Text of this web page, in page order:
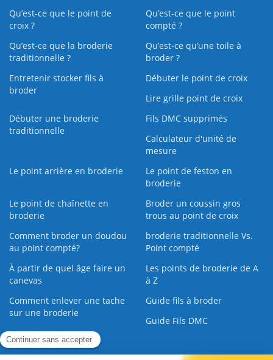
Qu’est-ce que le point de
croix ?
Qu’est-ce que le point
compté ?
Qu’est-ce que la broderie
traditionnelle ?
Qu’est‑ce qu’une toile à
broder ?
Entretenir stocker fils à
broder
Débuter le point de croix
Lire grille point de croix
Débuter une broderie
traditionnelle
Fils DMC supprimés
Calculateur d'unité de
mesure
Le point arrière en broderie
Le point de feston en
broderie
Le point de chaînette en
broderie
Broder un coussin gros
trous au point de croix
Comment broder un doudou
au point compté?
broderie traditionnelle Vs.
Point compté
À partir de quel âge faire un
canevas
Les points de broderie de A
à Z
Comment enlever une tache
sur une broderie
Guide fils à broder
Guide Fils DMC
Guide de la Broderie